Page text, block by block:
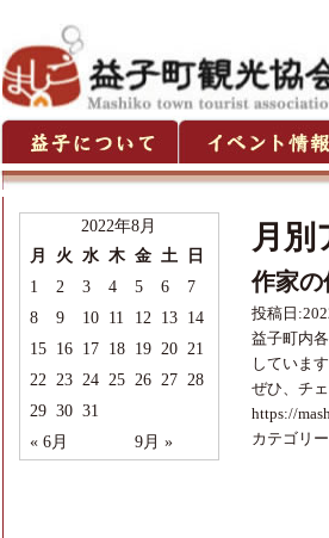
2022年8月
月
火 水 木 金 土 日
« 6月 9月 »
1 2 3 4 5 6
7
8
9 10 11 12 13 14
15 16 17 18 19 20 21
22 23 24 25 26 27 28
29 30 31
月別
作家の
投稿日:
益子町内
しています
ぜひ、チ
https://
カテゴリ